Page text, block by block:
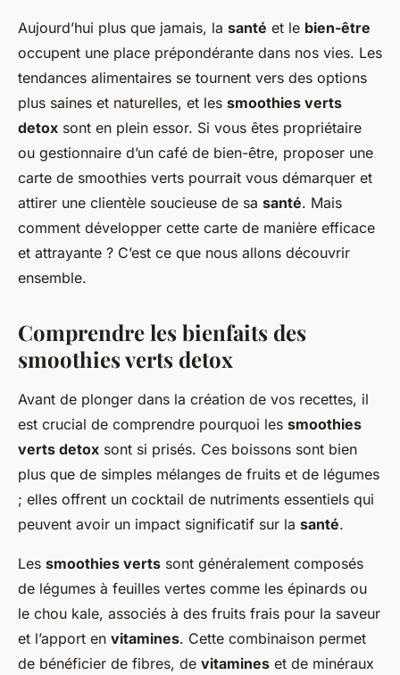
Comment développer une
carte de smoothies verts detox
pour un café de bien-être?
Mathis •27 août 2024 •8 min de lecture
Aujourd’hui plus que jamais, la santé et le bien-être
occupent une place prépondérante dans nos vies. Les
tendances alimentaires se tournent vers des options
plus saines et naturelles, et les smoothies verts
detox sont en plein essor. Si vous êtes propriétaire
ou gestionnaire d’un café de bien-être, proposer une
carte de smoothies verts pourrait vous démarquer et
attirer une clientèle soucieuse de sa santé. Mais
comment développer cette carte de manière efficace
et attrayante ? C’est ce que nous allons découvrir
ensemble.
Comprendre les bienfaits des
smoothies verts detox
Avant de plonger dans la création de vos recettes, il
est crucial de comprendre pourquoi les smoothies
verts detox sont si prisés. Ces boissons sont bien
plus que de simples mélanges de fruits et de légumes
; elles offrent un cocktail de nutriments essentiels qui
peuvent avoir un impact significatif sur la santé.
Les smoothies verts sont généralement composés
de légumes à feuilles vertes comme les épinards ou
le chou kale, associés à des fruits frais pour la saveur
et l’apport en vitamines. Cette combinaison permet
de bénéficier de fibres, de vitamines et de minéraux